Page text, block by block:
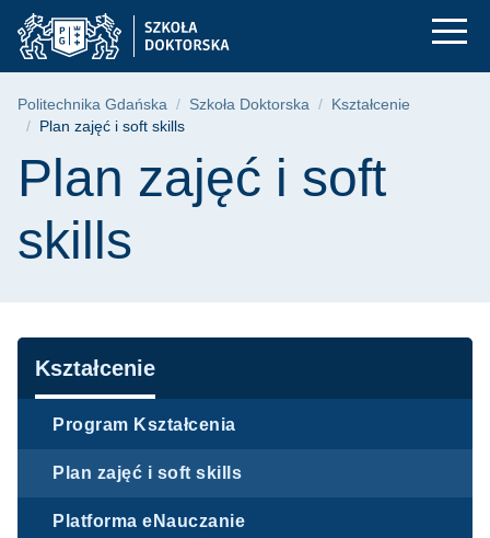
Przejdź
do
menu
Przejdź
do
wyszukiwarki
Przejdź
do
treści
Plan zajęć i soft
Ścieżka nawigacyjna
Politechnika Gdańska Szkoła Doktorska
Kształcenie
Plan zajęć i soft skills
Treść strony
Plan zajęć i soft
skills
Nawigacja
Kształcenie
Program Kształcenia
Plan zajęć i soft skills
Platforma eNauczanie